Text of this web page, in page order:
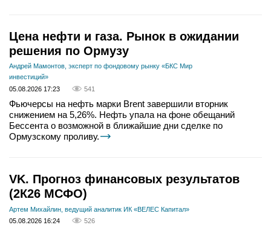
Цена нефти и газа. Рынок в ожидании
решения по Ормузу
Андрей Мамонтов, эксперт по фондовому рынку «БКС Мир
инвестиций»
05.08.2026 17:23
541
Фьючерсы на нефть марки Brent завершили вторник
снижением на 5,26%. Нефть упала на фоне обещаний
Бессента о возможной в ближайшие дни сделке по
Ормузскому проливу.
VK. Прогноз финансовых результатов
(2К26 МСФО)
Артем Михайлин, ведущий аналитик ИК «ВЕЛЕС Капитал»
05.08.2026 16:24
526